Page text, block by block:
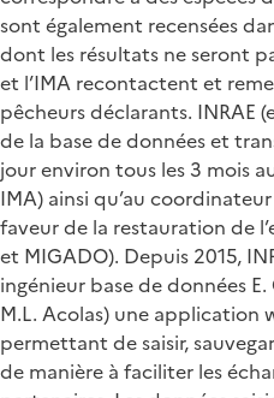
sont également recensées
dont les résultats ne seront
et l’IMA recontactent et
pêcheurs déclarants. INRAE
de la base de données et
jour environ tous les 3 mois
IMA) ainsi qu’au
faveur de la restauration de
et MIGADO). Depuis 2015,
ingénieur base de données
M.L. Acolas) une application
permettant de saisir,
de manière à faciliter les